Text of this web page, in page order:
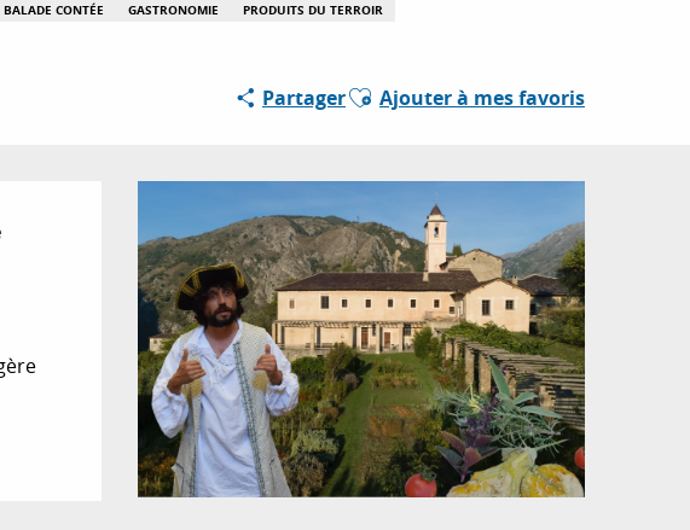
BALADE CONTÉE GASTRONOMIE PRODUITS DU TERROIR
PartagerAjouter aux favoris
Ajouter à mes favoris